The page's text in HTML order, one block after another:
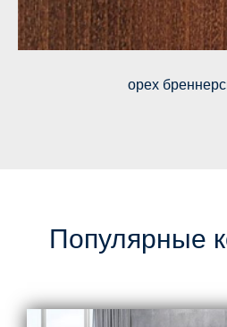
орех
Популярные